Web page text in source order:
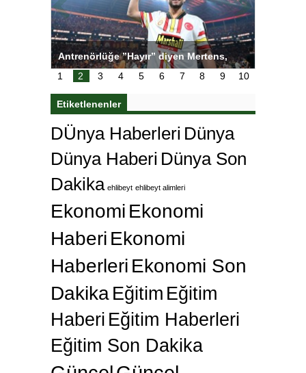
Salihli Sporcuları Kuraş’ta Gururlandırdı
1 2 3 4 5 6 7 8 9 10
Etiketlenenler
DÜnya HaberleriDünya
Dünya Haberi Dünya Son
Dakika
ehlibeyt ehlibeyt alimleri
EkonomiEkonomi
Haberi Ekonomi
HaberleriEkonomi Son
DakikaEğitimEğitim
HaberiEğitim Haberleri
Eğitim Son Dakika
GüncelGüncel